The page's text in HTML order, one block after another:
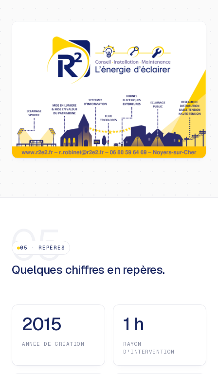
05
05 ·REPÈRES
Quelques chiffres en repères.
2015
ANNÉE DE CRÉATION
1 h
RAYON
D'INTERVENTION